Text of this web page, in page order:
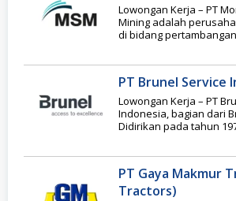
Lowongan Kerja – PT
Mining adalah
di bidang
PT Brunel Service
Lowongan Kerja – PT
Indonesia, bagian dari
Didirikan pada tahun
PT Gaya Makmur
Tractors)